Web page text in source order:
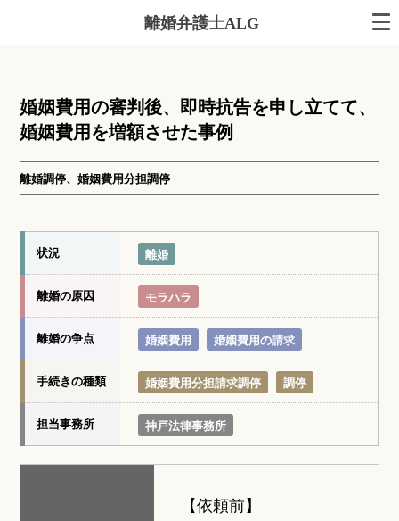
離婚弁護士ALG
婚姻費用の審判後、即時抗告を申し立てて、
婚姻費用を増額させた事例
離婚調停、婚姻費用分担調停
状況 離婚
離婚の原因 モラハラ
離婚の争点 婚姻費用 婚姻費用の請求
手続きの種類 婚姻費用分担請求調停 調停
担当事務所 神戸法律事務所
【依頼前】